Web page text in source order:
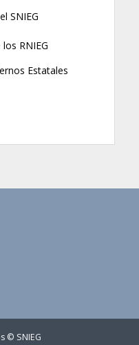
SNIEG
RNIEG
Estatales
© SNIEG